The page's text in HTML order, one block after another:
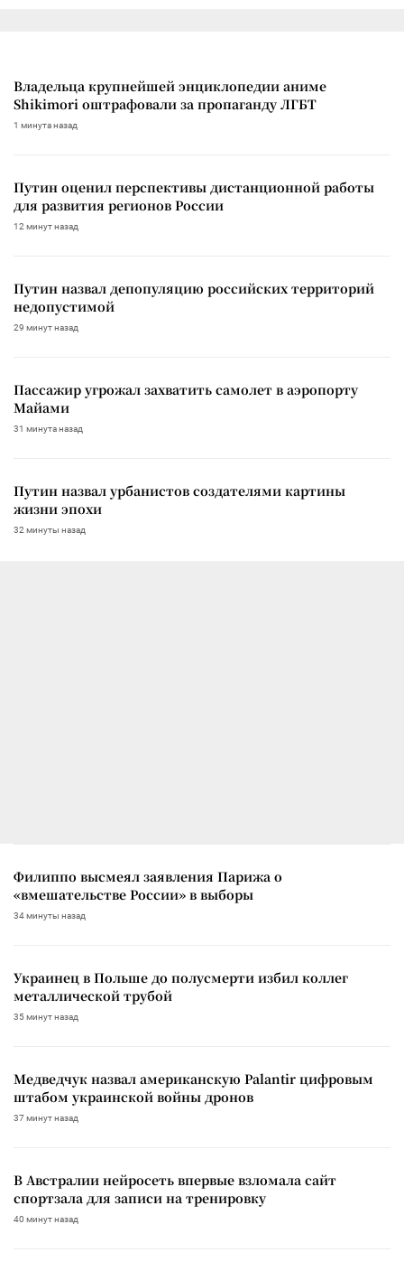
Владельца крупнейшей энциклопедии аниме
Shikimori оштрафовали за пропаганду ЛГБТ
1 минута назад
Путин оценил перспективы дистанционной работы
для развития регионов России
12 минут назад
Путин назвал депопуляцию российских территорий
недопустимой
29 минут назад
Пассажир угрожал захватить самолет в аэропорту
Майами
31 минута назад
Путин назвал урбанистов создателями картины
жизни эпохи
32 минуты назад
Филиппо высмеял заявления Парижа о
«вмешательстве России» в выборы
34 минуты назад
Украинец в Польше до полусмерти избил коллег
металлической трубой
35 минут назад
Медведчук назвал американскую Palantir цифровым
штабом украинской войны дронов
37 минут назад
В Австралии нейросеть впервые взломала сайт
спортзала для записи на тренировку
40 минут назад